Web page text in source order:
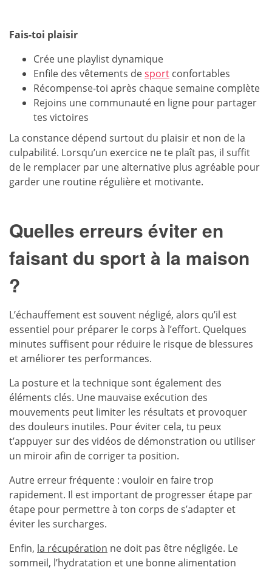
Fais-toi plaisir
Crée une playlist dynamique
Enfile des vêtements desport confortables
Récompense-toi après chaque semaine complète
Rejoins une communauté en ligne pour partager
tes victoires
La constance dépend surtout du plaisir et non de la
culpabilité. Lorsqu’un exercice ne te plaît pas, il suffit
de le remplacer par une alternative plus agréable pour
garder une routine régulière et motivante.
Quelles erreurs éviter en
faisant du sport à la maison
?
L’échauffement est souvent négligé, alors qu’il est
essentiel pour préparer le corps à l’effort. Quelques
minutes suffisent pour réduire le risque de blessures
et améliorer tes performances.
La posture et la technique sont également des
éléments clés. Une mauvaise exécution des
mouvements peut limiter les résultats et provoquer
des douleurs inutiles. Pour éviter cela, tu peux
t’appuyer sur des vidéos de démonstration ou utiliser
un miroir afin de corriger ta position.
Autre erreur fréquente : vouloir en faire trop
rapidement. Il est important de progresser étape par
étape pour permettre à ton corps de s’adapter et
éviter les surcharges.
Enfin, la récupération ne doit pas être négligée. Le
sommeil, l’hydratation et une bonne alimentation